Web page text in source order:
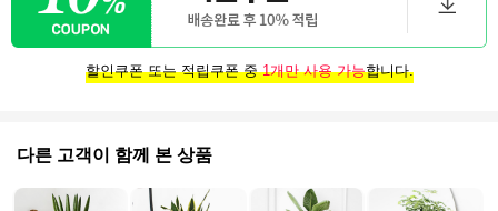
할인쿠폰 또는 적립쿠폰 중1개만 사용 가능합니다.
다른 고객이 함께 본 상품